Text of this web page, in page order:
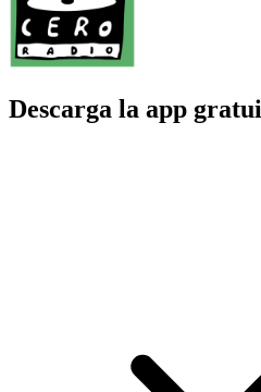
Descarga la app